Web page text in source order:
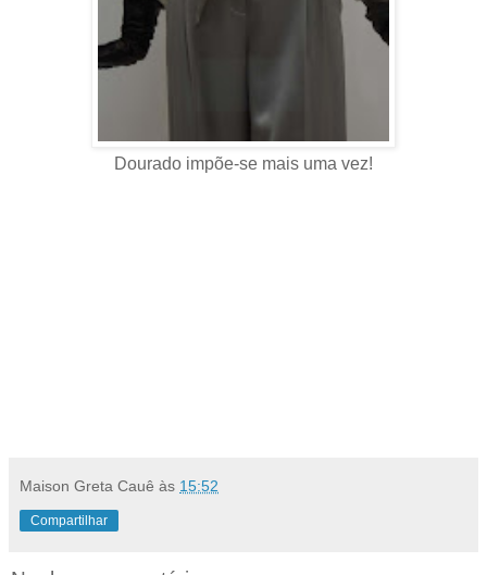
Dourado impõe-se mais uma vez!
Maison Greta Cauê às 15:52
Compartilhar